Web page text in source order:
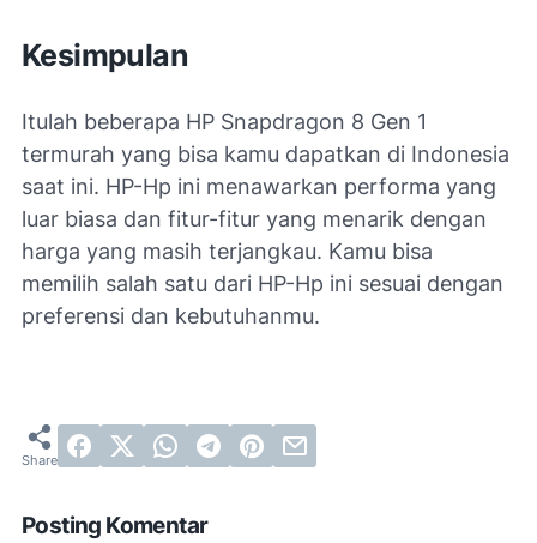
Kesimpulan
Itulah beberapa HP Snapdragon 8 Gen 1
termurah yang bisa kamu dapatkan di Indonesia
saat ini. HP-Hp ini menawarkan performa yang
luar biasa dan fitur-fitur yang menarik dengan
harga yang masih terjangkau. Kamu bisa
memilih salah satu dari HP-Hp ini sesuai dengan
preferensi dan kebutuhanmu.
Posting Komentar